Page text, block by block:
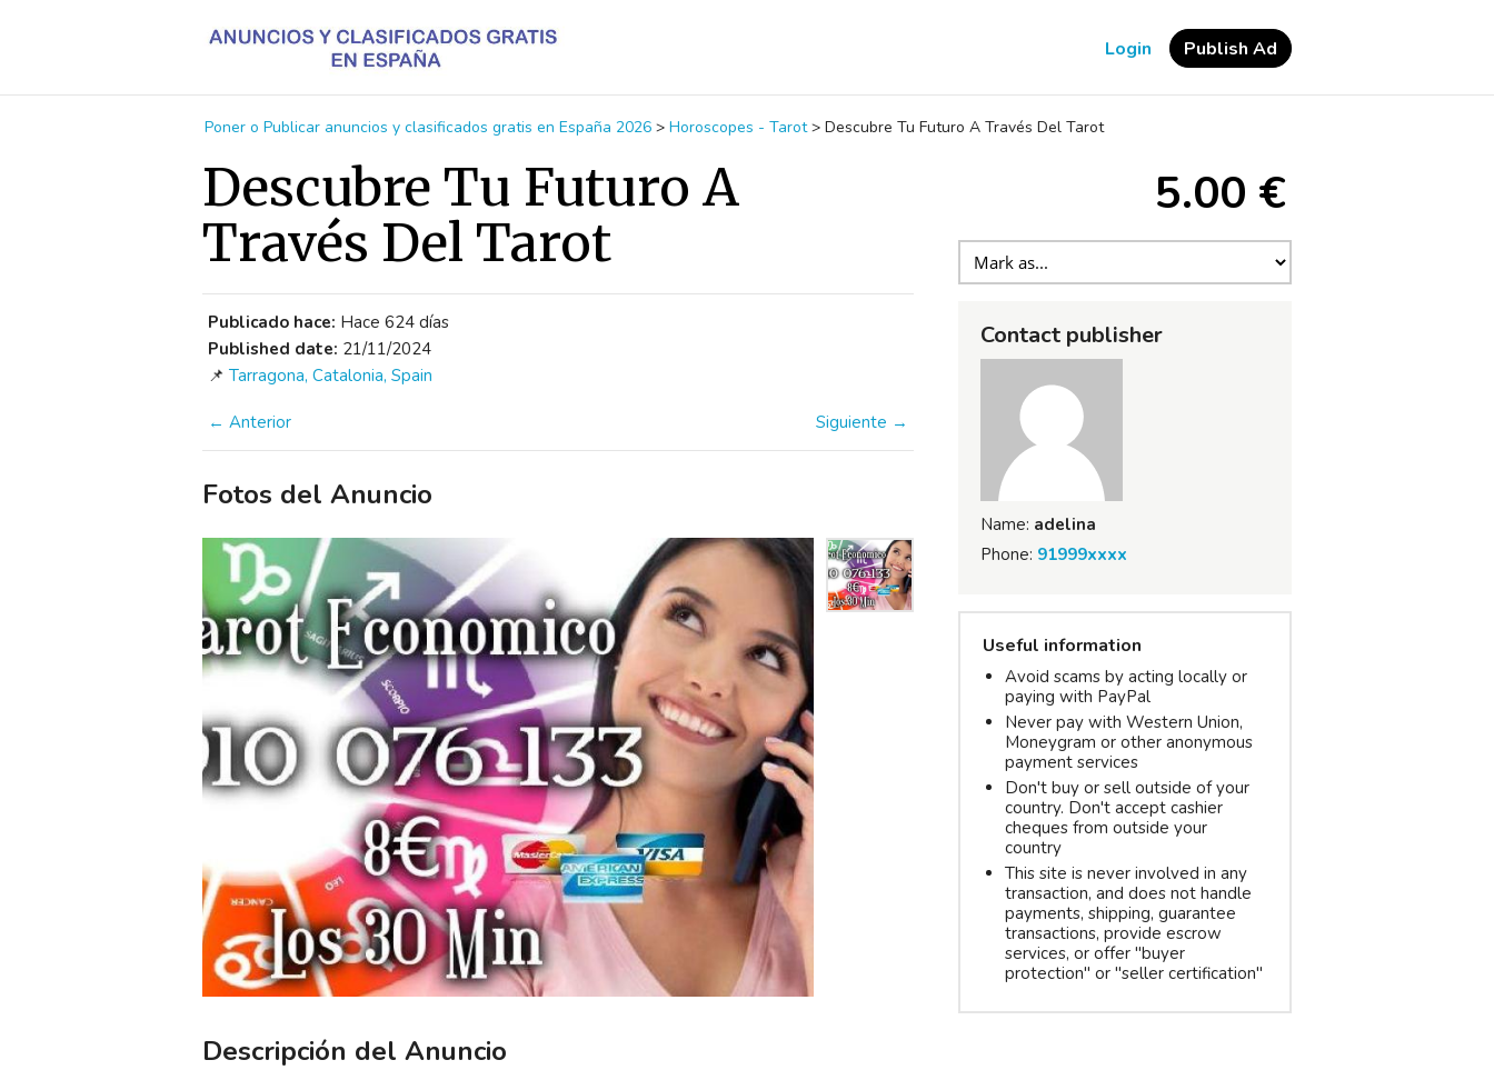
Login Publish Ad
Poner o Publicar anuncios y clasificados gratis en España 2026 > Horoscopes - Tarot > Descubre Tu Futuro A Través Del Tarot
Descubre Tu Futuro A
Través Del Tarot
Publicado hace: Hace 624 días
Published date: 21/11/2024
📌 Tarragona, Catalonia, Spain
← Anterior Siguiente →
Fotos del Anuncio
Descripción del Anuncio
5.00 €
Contact publisher
Name: adelina
Phone: 91999xxxx
Useful information
Avoid scams by acting locally or
paying with PayPal
Never pay with Western Union,
Moneygram or other anonymous
payment services
Don't buy or sell outside of your
country. Don't accept cashier
cheques from outside your
country
This site is never involved in any
transaction, and does not handle
payments, shipping, guarantee
transactions, provide escrow
services, or offer "buyer
protection" or "seller certification"